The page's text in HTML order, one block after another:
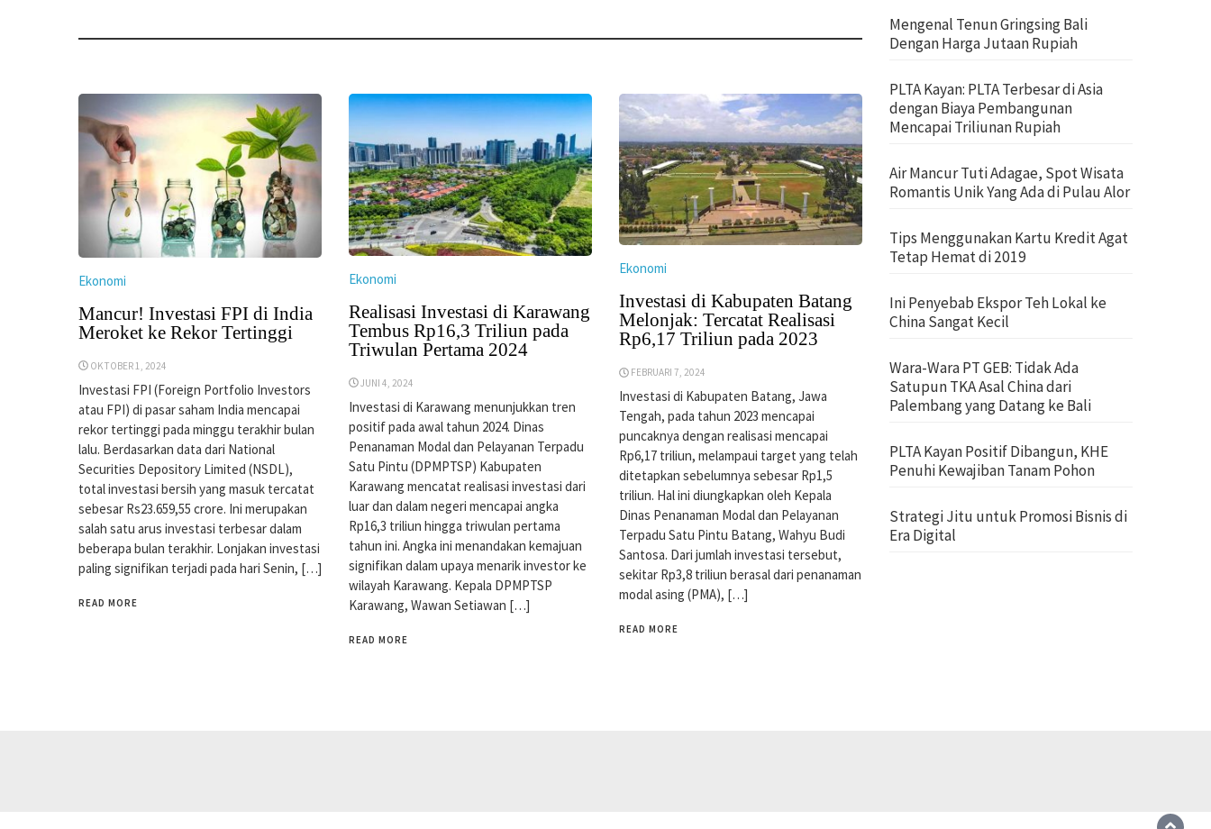
Ekonomi
Mancur! Investasi FPI di India
Meroket ke Rekor Tertinggi
OKTOBER 1, 2024
Investasi FPI (Foreign Portfolio Investors
atau FPI) di pasar saham India mencapai
rekor tertinggi pada minggu terakhir bulan
lalu. Berdasarkan data dari National
Securities Depository Limited (NSDL),
total investasi bersih yang masuk tercatat
sebesar Rs23.659,55 crore. Ini merupakan
salah satu arus investasi terbesar dalam
beberapa bulan terakhir. Lonjakan investasi
paling signifikan terjadi pada hari Senin, […]
READ MORE
Ekonomi
Realisasi Investasi di Karawang
Tembus Rp16,3 Triliun pada
Triwulan Pertama 2024
JUNI 4, 2024
Investasi di Karawang menunjukkan tren
positif pada awal tahun 2024. Dinas
Penanaman Modal dan Pelayanan Terpadu
Satu Pintu (DPMPTSP) Kabupaten
Karawang mencatat realisasi investasi dari
luar dan dalam negeri mencapai angka
Rp16,3 triliun hingga triwulan pertama
tahun ini. Angka ini menandakan kemajuan
signifikan dalam upaya menarik investor ke
wilayah Karawang. Kepala DPMPTSP
Karawang, Wawan Setiawan […]
READ MORE
Ekonomi
Investasi di Kabupaten Batang
Melonjak: Tercatat Realisasi
Rp6,17 Triliun pada 2023
FEBRUARI 7, 2024
Investasi di Kabupaten Batang, Jawa
Tengah, pada tahun 2023 mencapai
puncaknya dengan realisasi mencapai
Rp6,17 triliun, melampaui target yang telah
ditetapkan sebelumnya sebesar Rp1,5
triliun. Hal ini diungkapkan oleh Kepala
Dinas Penanaman Modal dan Pelayanan
Terpadu Satu Pintu Batang, Wahyu Budi
Santosa. Dari jumlah investasi tersebut,
sekitar Rp3,8 triliun berasal dari penanaman
modal asing (PMA), […]
READ MORE
Mengenal Tenun Gringsing Bali
Dengan Harga Jutaan Rupiah
PLTA Kayan: PLTA Terbesar di Asia
dengan Biaya Pembangunan
Mencapai Triliunan Rupiah
Air Mancur Tuti Adagae, Spot Wisata
Romantis Unik Yang Ada di Pulau Alor
Tips Menggunakan Kartu Kredit Agat
Tetap Hemat di 2019
Ini Penyebab Ekspor Teh Lokal ke
China Sangat Kecil
Wara-Wara PT GEB: Tidak Ada
Satupun TKA Asal China dari
Palembang yang Datang ke Bali
PLTA Kayan Positif Dibangun, KHE
Penuhi Kewajiban Tanam Pohon
Strategi Jitu untuk Promosi Bisnis di
Era Digital